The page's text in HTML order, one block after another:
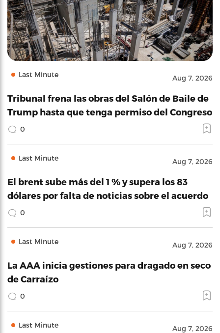
Last Minute Aug 7, 2026
Tribunal frena las obras del Salón de Baile de
Trump hasta que tenga permiso del Congreso
0
Last Minute Aug 7, 2026
El brent sube más del 1 % y supera los 83
dólares por falta de noticias sobre el acuerdo
0
Last Minute Aug 7, 2026
La AAA inicia gestiones para dragado en seco
de Carraízo
0
Last Minute Aug 7, 2026